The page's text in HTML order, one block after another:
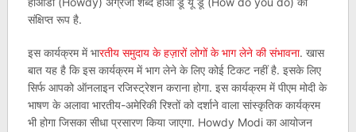
संक्षिप्त रूप है.
इस कार्यक्रम में भारतीय समुदाय के हज़ारों लोगों के भाग लेने की संभावना. खास
बात यह है कि इस कार्यक्रम में भाग लेने के लिए कोई टिकट नहीं है. इसके लिए
सिर्फ आपको ऑनलाइन रजिस्ट्रेशन कराना होगा. इस कार्यक्रम में पीएम मोदी के
भाषण के अलावा भारतीय-अमेरिकी रिश्तों को दर्शाने वाला सांस्कृतिक कार्यक्रम
भी होगा जिसका सीधा प्रसारण किया जाएगा. Howdy Modi का आयोजन